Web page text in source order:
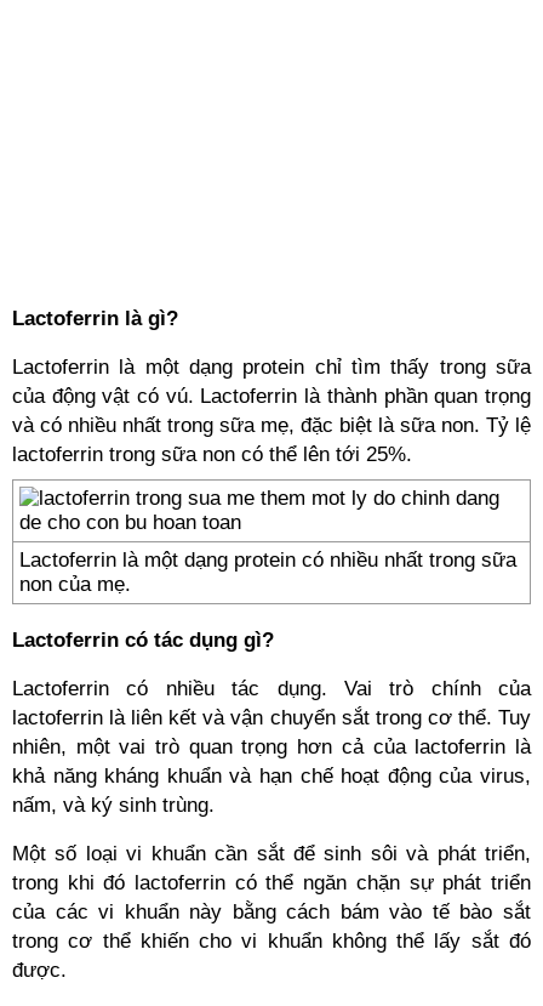
Lactoferrin là gì?
Lactoferrin là một dạng protein chỉ tìm thấy trong sữa
của động vật có vú. Lactoferrin là thành phần quan trọng
và có nhiều nhất trong sữa mẹ, đặc biệt là sữa non. Tỷ lệ
lactoferrin trong sữa non có thể lên tới 25%.
Lactoferrin là một dạng protein có nhiều nhất trong sữa
non của mẹ.
Lactoferrin có tác dụng gì?
Lactoferrin có nhiều tác dụng. Vai trò chính của
lactoferrin là liên kết và vận chuyển sắt trong cơ thể. Tuy
nhiên, một vai trò quan trọng hơn cả của lactoferrin là
khả năng kháng khuẩn và hạn chế hoạt động của virus,
nấm, và ký sinh trùng.
Một số loại vi khuẩn cần sắt để sinh sôi và phát triển,
trong khi đó lactoferrin có thể ngăn chặn sự phát triển
của các vi khuẩn này bằng cách bám vào tế bào sắt
trong cơ thể khiến cho vi khuẩn không thể lấy sắt đó
được.